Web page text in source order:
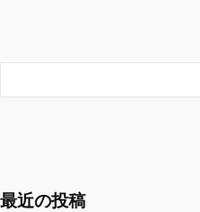
索
最近の投稿